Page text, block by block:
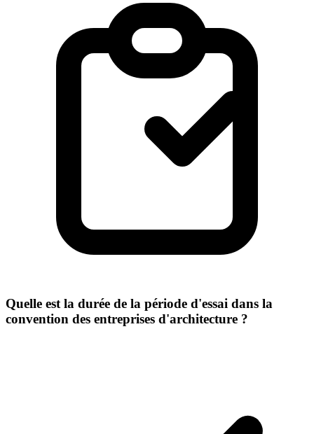
Quelle est la durée de la période d'essai dans la
convention des entreprises d'architecture ?